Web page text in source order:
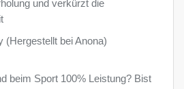
und verkürzt die
(Hergestellt bei Anona)
beim Sport 100% Leistung? Bist